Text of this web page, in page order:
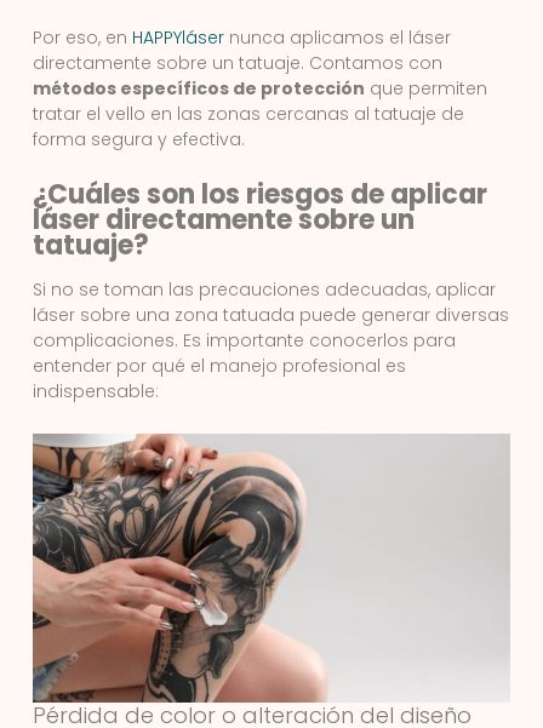
Por eso, en HAPPYlásernunca aplicamos el láser
directamente sobre un tatuaje. Contamos con
métodos específicos de protección que permiten
tratar el vello en las zonas cercanas al tatuaje de
forma segura y efectiva.
¿Cuáles son los riesgos de aplicar
láser directamente sobre un
tatuaje?
Si no se toman las precauciones adecuadas, aplicar
láser sobre una zona tatuada puede generar diversas
complicaciones. Es importante conocerlos para
entender por qué el manejo profesional es
indispensable:
Pérdida de color o alteración del diseño